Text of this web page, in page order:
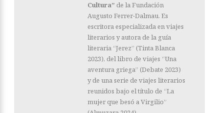
Cultura” de la Fundación
Augusto Ferrer-Dalmau. Es
escritora especializada en viajes
literarios y autora de la guía
literaria “Jerez” (Tinta Blanca
2023), del libro de viajes “Una
aventura griega” (Debate 2023)
y de una serie de viajes literarios
reunidos bajo el título de “La
mujer que besó a Virgilio”